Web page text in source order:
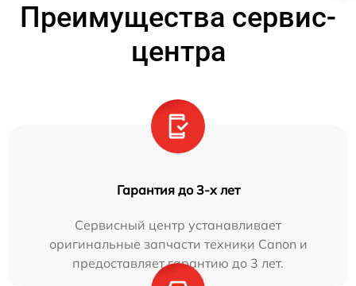
Преимущества сервис-
центра
Гарантия до 3-х лет
Сервисный центр устанавливает
оригинальные запчасти техники Canon и
предоставляет гарантию до 3 лет.